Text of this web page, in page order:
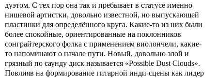
дуэтом. С тех пор она так и пребывает в статусе именно
нишевой артистки, довольно известной, но выпускающей
пластинки для определённого круга. Какие-то из них были
более спокойные, ориентированные на поклонников
сонграйтерского фолка с применением виолончели, какие-
то напоминают о начале пути. Новый, довольно злой и
грязный по саунду диск называется «Possible Dust Clouds».
Повлияв на формирование гитарной инди-сцены как лидер